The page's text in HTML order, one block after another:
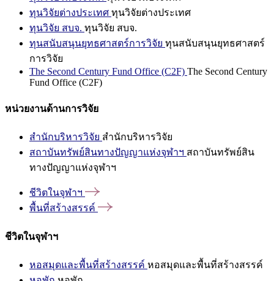
ทุนวิจัยต่างประเทศ ทุนวิจัยต่างประเทศ
ทุนวิจัย สบจ. ทุนวิจัย สบจ.
ทุนสนับสนุนยุทธศาสตร์การวิจัย ทุนสนับสนุนยุทธศาสตร์
การวิจัย
The Second Century Fund Office (C2F) The Second Century
Fund Office (C2F)
หน่วยงานด้านการวิจัย
สำนักบริหารวิจัย สำนักบริหารวิจัย
สถาบันทรัพย์สินทางปัญญาแห่งจุฬาฯ สถาบันทรัพย์สิน
ทางปัญญาแห่งจุฬาฯ
ชีวิตในจุฬาฯ
พื้นที่สร้างสรรค์
ชีวิตในจุฬาฯ
หอสมุดและพื้นที่สร้างสรรค์ หอสมุดและพื้นที่สร้างสรรค์